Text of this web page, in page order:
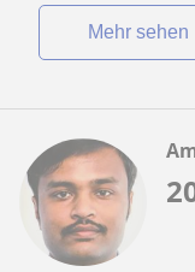
Mehr sehen